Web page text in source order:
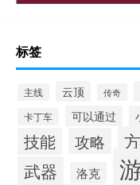
标签
主线 云顶 传奇
卡丁车 可以通过
技能 攻略
武器 洛克